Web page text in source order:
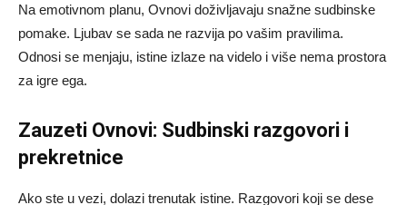
Na emotivnom planu, Ovnovi doživljavaju snažne sudbinske
pomake. Ljubav se sada ne razvija po vašim pravilima.
Odnosi se menjaju, istine izlaze na videlo i više nema prostora
za igre ega.
Zauzeti Ovnovi: Sudbinski razgovori i
prekretnice
Ako ste u vezi, dolazi trenutak istine. Razgovori koji se dese